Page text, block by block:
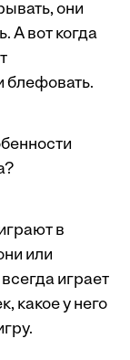
они
А вот когда
блефовать.
в
или
играет
какое у него